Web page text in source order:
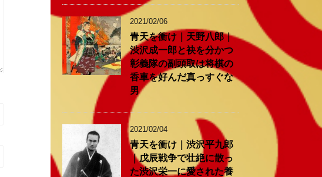
2021/02/06
青天を衝け｜天野八郎｜
渋沢成一郎と袂を分かつ
彰義隊の副頭取は将棋の
香車を好んだ真っすぐな
男
2021/02/04
青天を衝け｜渋沢平九郎
｜戊辰戦争で壮絶に散っ
た渋沢栄一に愛された養